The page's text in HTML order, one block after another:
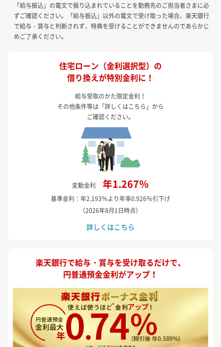
「給与振込」の電文で振り込まれていることを勤務先のご担当者さまに必
ずご確認ください。「給与振込」以外の電文で受け取った場合、楽天銀行
で給与・賞与と判断されず、特典を受けることができませんのであらかじ
めご了承ください。
住宅ローン（金利選択型）の
借り換えが特別金利に！
給与受取のかた限定金利！
その他条件等は「詳しくはこちら」から
ご確認ください。
変動金利 年1.267％
基準金利：年2.193％より年率0.926％引下げ
（2026年8月1日時点）
詳しくはこちら
楽天銀行で給与・賞与を受け取るだけで、
円普通預金金利がアップ！